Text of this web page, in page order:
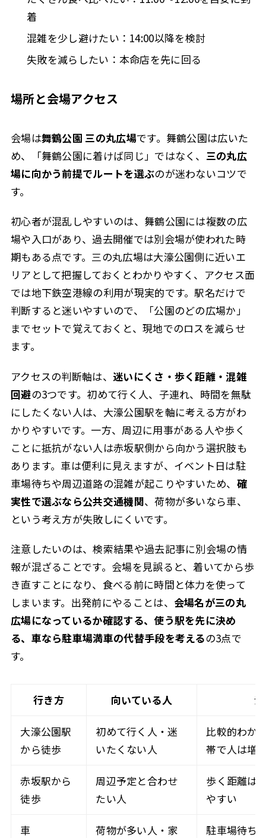
着
混雑を少し避けたい：14:00以降を検討
失敗を減らしたい：本命店を先に回る
場所と会場アクセス
会場は舞鶴公園 三の丸広場です。舞鶴公園は広いた
め、「舞鶴公園に着けば同じ」ではなく、 三の丸広
場に向かう前提でルートを選ぶのが迷わないコツで
す。
初心者が混乱しやすいのは、舞鶴公園には複数の広
場や入口があり、過去開催では別会場が使われた時
期もある点です。三の丸広場は大濠公園側に近いエ
リアとして把握しておくとわかりやすく、アクセス面
では地下鉄空港線の利用が現実的です。駅名だけで
判断すると迷いやすいので、「公園のどの広場か」
までセットで覚えておくと、現地でのロスを減らせ
ます。
アクセスの判断軸は、 迷いにくさ・歩く距離・混雑
回避の3つです。初めて行く人、子連れ、時間を無駄
にしたくない人は、大濠公園駅を軸に考える方がわ
かりやすいです。一方、周辺に用事がある人や歩く
ことに抵抗がない人は赤坂駅側から向かう選択肢も
あります。車は便利に見えますが、イベント日は駐
車場待ちや周辺道路の混雑が起こりやすいため、 確
実性で選ぶなら公共交通機関、荷物が多いなら車、
という考え方が失敗しにくいです。
注意したいのは、検索結果や過去記事に別会場の情
報が混ざることです。会場を見誤ると、着いてから歩
き直すことになり、食べる前に時間と体力を使って
しまいます。出発前にやることは、 会場名が三の丸
広場になっているか確認する、使う駅を先に決め
る、車なら駐車場満車の代替手段を考えるの3点で
す。
行き方 向いている人
大濠公園駅
から徒歩
初めて行く人・迷
いたくない人
比較的わか
帯で人は増
赤坂駅から
徒歩
周辺予定と合わせ
たい人
歩く距離は
やすい
車
荷物が多い人・家
駐車場待ち